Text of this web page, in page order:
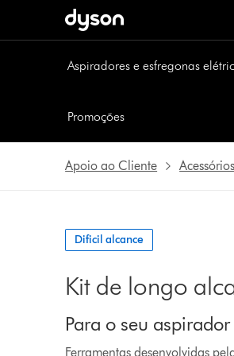
Aspiradores e esfregonas
Promoções
Apoio ao Cliente Acessórios
Dificil alcance
Kit de longo
Para o seu
Ferramentas desenvolvidas